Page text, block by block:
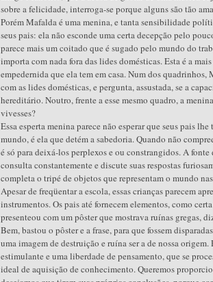
sobre a felicidade, interroga-se porque alguns são tão
Porém Mafalda é uma menina, e tanta sensibilidade
seus pais: ela não esconde uma certa decepção pelo
parece mais um coitado que é sugado pelo mundo do
importa com nada fora das lides domésticas. Esta é a
empedernida que ela tem em casa. Num dos quadrinhos,
com as lides domésticas, e pergunta, assustada, se a
hereditário. Noutro, frente a esse mesmo quadro, a
vivesses?
Essa esperta menina parece não esperar que seus pais
mundo, é ela que detém a sabedoria. Quando não
é só para deixá-los perplexos e ou constrangidos. A
consulta constantemente e discute suas respostas
completa o tripé de objetos que representam o mundo
Apesar de freqüentar a escola, essas crianças parecem
instrumentos. Os pais até fornecem elementos, como
presenteou com um pôster que mostrava ruínas gregas,
Bem, bastou o pôster e a frase, para que fossem
uma imagem de destruição e ruína ser a de nossa
estimulante e uma liberdade de pensamento, que se
ideal de aquisição de conhecimento. Queremos